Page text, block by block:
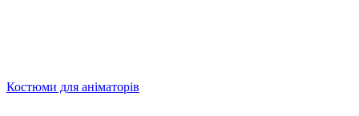
Костюми для аніматорів